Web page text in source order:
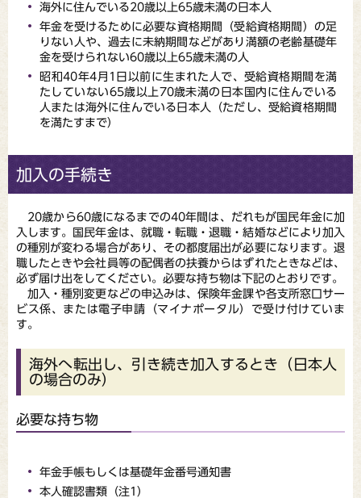
海外に住んでいる20歳以上65歳未満の日本人
年金を受けるために必要な資格期間（受給資格期間）の足
りない人や、過去に未納期間などがあり満額の老齢基礎年
金を受けられない60歳以上65歳未満の人
昭和40年4月1日以前に生まれた人で、受給資格期間を満
たしていない65歳以上70歳未満の日本国内に住んでいる
人または海外に住んでいる日本人（ただし、受給資格期間
を満たすまで）
加入の手続き
20歳から60歳になるまでの40年間は、だれもが国民年金に加
入します。国民年金は、就職・転職・退職・結婚などにより加入
の種別が変わる場合があり、その都度届出が必要になります。退
職したときや会社員等の配偶者の扶養からはずれたときなどは、
必ず届け出をしてください。必要な持ち物は下記のとおりです。
加入・種別変更などの申込みは、保険年金課や各支所窓口サー
ビス係、または電子申請（マイナポータル）で受け付けていま
す。
海外へ転出し、引き続き加入するとき（日本人
の場合のみ）
必要な持ち物
年金手帳もしくは基礎年金番号通知書
本人確認書類（注1）